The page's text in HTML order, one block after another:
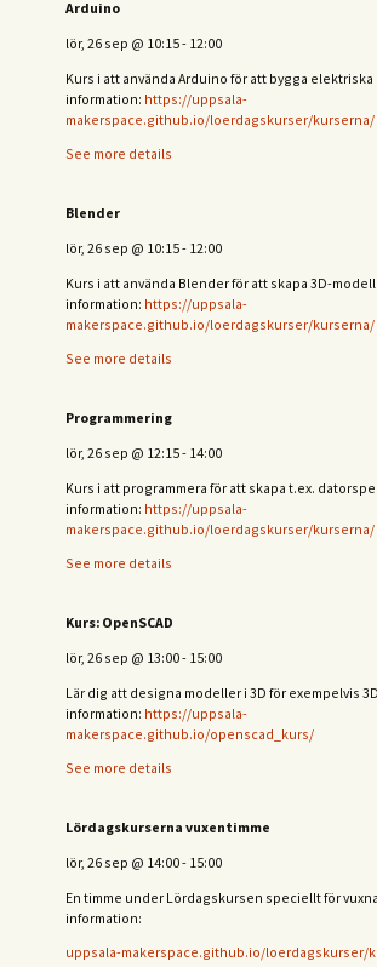
Arduino
lör, 26 sep @ 10:15- 12:00
Kurs i att använda Arduino för att bygga elektriska
information: https://uppsala-
makerspace.github.io/loerdagskurser/kurserna/
See more details
Blender
lör, 26 sep @ 10:15- 12:00
Kurs i att använda Blender för att skapa 3D-
information: https://uppsala-
makerspace.github.io/loerdagskurser/kurserna/
See more details
Programmering
lör, 26 sep @ 12:15- 14:00
Kurs i att programmera för att skapa t.ex.
information: https://uppsala-
makerspace.github.io/loerdagskurser/kurserna/
See more details
Kurs: OpenSCAD
lör, 26 sep @ 13:00- 15:00
Lär dig att designa modeller i 3D för exempelvis
information: https://uppsala-
makerspace.github.io/openscad_kurs/
See more details
Lördagskurserna vuxentimme
lör, 26 sep @ 14:00- 15:00
En timme under Lördagskursen speciellt för
information:
uppsala-makerspace.github.io/loerdagskurser/